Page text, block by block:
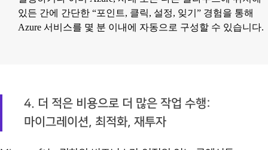
있든 간에 간단한 “포인트, 클릭, 설정, 잊기” 경험을 통해
Azure 서비스를 몇 분 이내에 자동으로 구성할 수 있습니다.
4. 더 적은 비용으로 더 많은 작업 수행:
마이그레이션, 최적화, 재투자